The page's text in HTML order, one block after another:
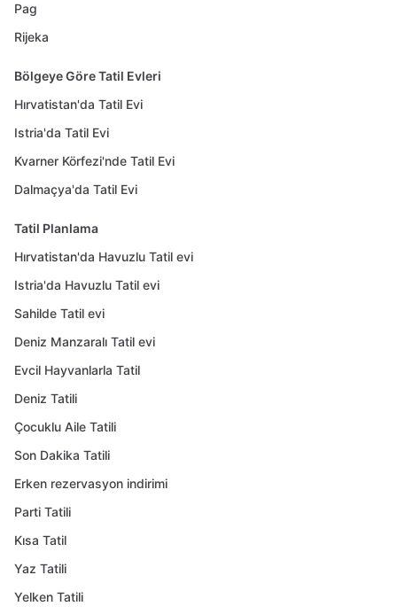
Pag
Rijeka
Bölgeye Göre Tatil Evleri
Hırvatistan'da Tatil Evi
Istria'da Tatil Evi
Kvarner Körfezi'nde Tatil Evi
Dalmaçya'da Tatil Evi
Tatil Planlama
Hırvatistan'da Havuzlu Tatil evi
Istria'da Havuzlu Tatil evi
Sahilde Tatil evi
Deniz Manzaralı Tatil evi
Evcil Hayvanlarla Tatil
Deniz Tatili
Çocuklu Aile Tatili
Son Dakika Tatili
Erken rezervasyon indirimi
Parti Tatili
Kısa Tatil
Yaz Tatili
Yelken Tatili